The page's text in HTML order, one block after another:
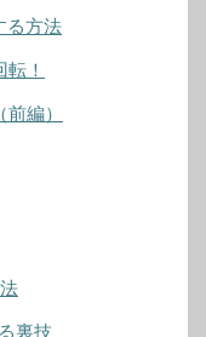
る方法
！
編）
裏技